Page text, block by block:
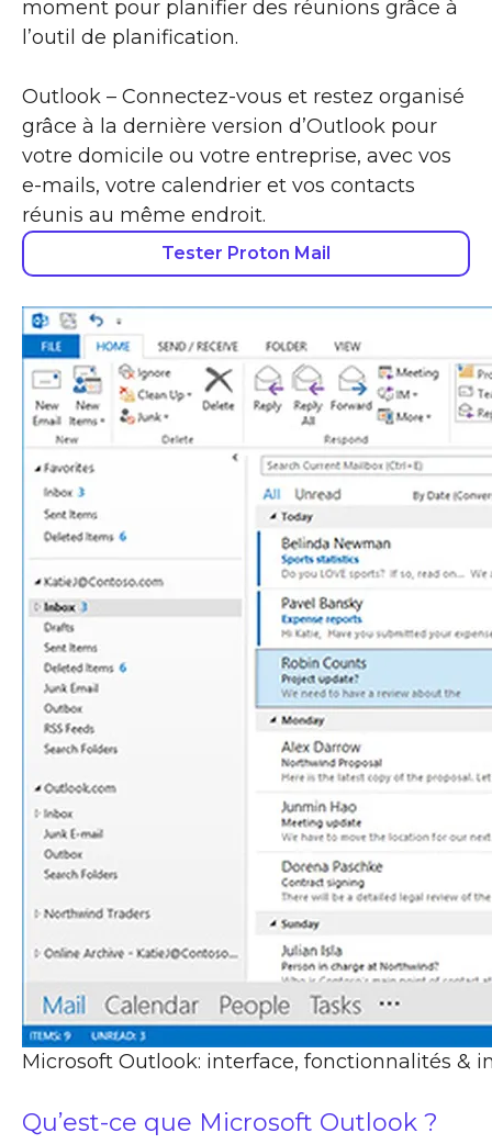
moment pour planifier des réunions grâce à
l’outil de planification.
Outlook – Connectez-vous et restez organisé
grâce à la dernière version d’Outlook pour
votre domicile ou votre entreprise, avec vos
e-mails, votre calendrier et vos contacts
réunis au même endroit.
Tester Proton Mail
Microsoft Outlook: interface, fonctionnalités &
Qu’est-ce que Microsoft Outlook ?